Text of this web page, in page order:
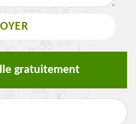
gratuitement